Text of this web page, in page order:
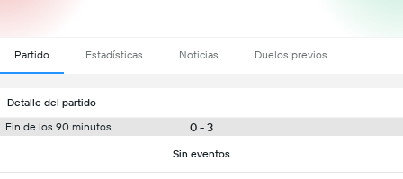
Partido Estadísticas Noticias Duelos previos
Detalle del partido
Fin de los 90 minutos
0 - 3
Sin eventos